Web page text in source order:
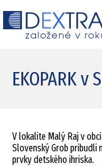
EKOPARK
V lokalite Malý Raj v obci
Slovenský Grob pribudli
prvky detského ihriska.